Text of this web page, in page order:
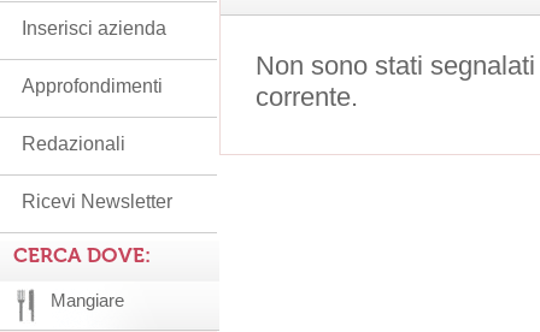
Non sono stati
corrente.
Inserisci azienda
Approfondimenti
Redazionali
Ricevi Newsletter
CERCA DOVE:
Mangiare